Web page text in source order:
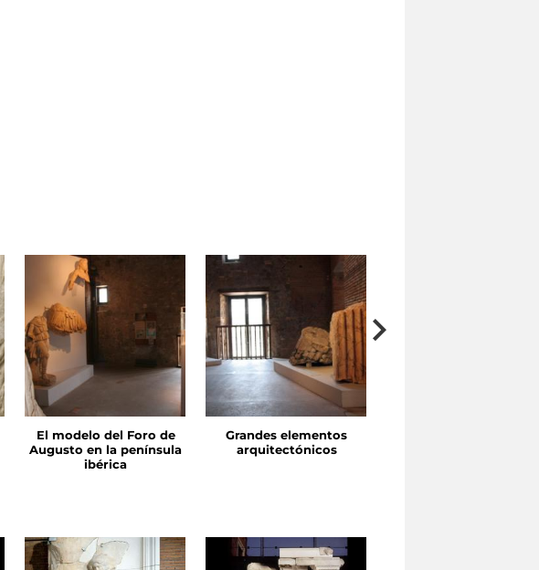
El modelo del Foro de
Augusto en la península
ibérica
Grandes elementos
arquitectónicos